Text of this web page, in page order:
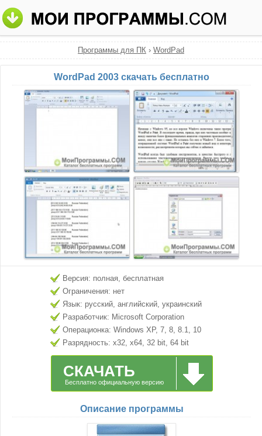
Программы для ПК › WordPad
WordPad 2003 скачать бесплатно
Версия: полная, бесплатная
Ограничения: нет
Язык: русский, английский, украинский
Разработчик: Microsoft Corporation
Операционка: Windows XP, 7, 8, 8.1, 10
Разрядность: x32, x64, 32 bit, 64 bit
СКАЧАТЬ
Бесплатно официальную версию
Описание программы